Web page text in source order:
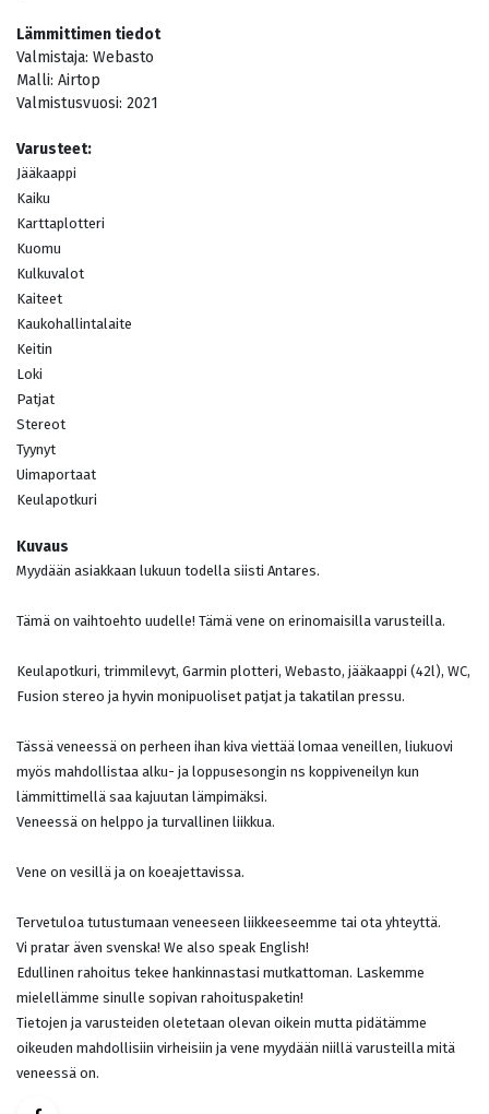
Lämmittimen tiedot
Valmistaja: Webasto
Malli: Airtop
Valmistusvuosi: 2021
Varusteet:
Jääkaappi
Kaiku
Karttaplotteri
Kuomu
Kulkuvalot
Kaiteet
Kaukohallintalaite
Keitin
Loki
Patjat
Stereot
Tyynyt
Uimaportaat
Keulapotkuri
Kuvaus
Myydään asiakkaan lukuun todella siisti Antares.
Tämä on vaihtoehto uudelle! Tämä vene on erinomaisilla varusteilla.
Keulapotkuri, trimmilevyt, Garmin plotteri, Webasto, jääkaappi (42l), WC,
Fusion stereo ja hyvin monipuoliset patjat ja takatilan pressu.
Tässä veneessä on perheen ihan kiva viettää lomaa veneillen, liukuovi
myös mahdollistaa alku- ja loppusesongin ns koppiveneilyn kun
lämmittimellä saa kajuutan lämpimäksi.
Veneessä on helppo ja turvallinen liikkua.
Vene on vesillä ja on koeajettavissa.
Tervetuloa tutustumaan veneeseen liikkeeseemme tai ota yhteyttä.
Vi pratar även svenska! We also speak English!
Edullinen rahoitus tekee hankinnastasi mutkattoman. Laskemme
mielellämme sinulle sopivan rahoituspaketin!
Tietojen ja varusteiden oletetaan olevan oikein mutta pidätämme
oikeuden mahdollisiin virheisiin ja vene myydään niillä varusteilla mitä
veneessä on.